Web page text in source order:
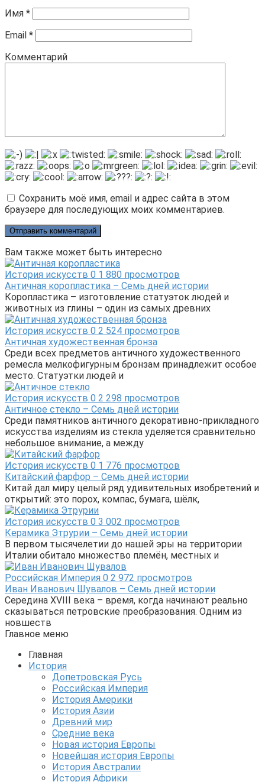
Имя *
Email *
Комментарий
Сохранить моё имя, email и адрес сайта в этом
браузере для последующих моих комментариев.
Вам также может быть интересно
История искусств 0 1 880 просмотров
Античная коропластика – Семь дней истории
Коропластика – изготовление статуэток людей и
животных из глины – один из самых древних
История искусств 0 2 524 просмотров
Античная художественная бронза
Среди всех предметов античного художественного
ремесла мелкофигурным бронзам принадлежит особое
место. Статуэтки людей и
История искусств 0 2 298 просмотров
Античное стекло – Семь дней истории
Среди памятников античного декоративно-прикладного
искусства изделиям из стекла уделяется сравнительно
небольшое внимание, а между
История искусств 0 1 776 просмотров
Китайский фарфор – Семь дней истории
Китай дал миру целый ряд удивительных изобретений и
открытий: это порох, компас, бумага, шёлк,
История искусств 0 3 002 просмотров
Керамика Этрурии – Семь дней истории
В первом тысячелетии до нашей эры на территории
Италии обитало множество племён, местных и
Российская Империя 0 2 972 просмотров
Иван Иванович Шувалов – Семь дней истории
Середина XVIII века – время, когда начинают реально
сказываться петровские преобразования. Одним из
новшеств
Главное меню
Главная
История
Допетровская Русь
Российская Империя
История Америки
История Азии
Древний мир
Средние века
Новая история Европы
Новейшая история Европы
История Австралии
История Африки